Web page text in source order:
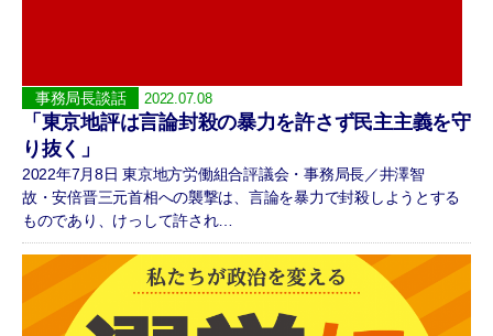
事務局長談話 2022.07.08
「東京地評は言論封殺の暴力を許さず民主主義を守
り抜く」
2022年7月8日 東京地方労働組合評議会・事務局長／井澤智
故・安倍晋三元首相への襲撃は、言論を暴力で封殺しようとする
ものであり、けっして許され…